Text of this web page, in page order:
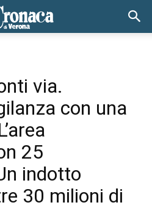
via.
con una
25
indotto
30 milioni di